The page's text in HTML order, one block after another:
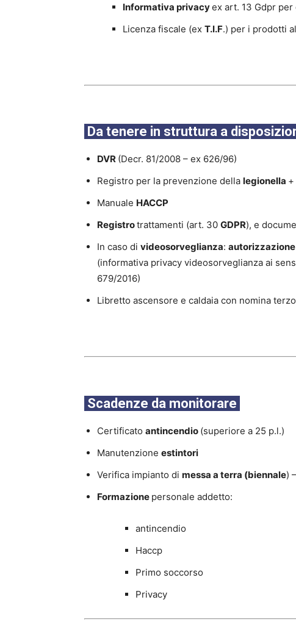
Informativa privacyex art. 13 Gdpr
Licenza fiscale (ex T.I.F.) per i prodotti
Da tenere in struttura a
DVR (Decr. 81/2008 – ex 626/96)
Registro per la prevenzione della legionella
Manuale HACCP
Registrotrattamenti (art. 30 GDPR), e
In caso di videosorveglianza:
(informativa privacy videosorveglianza ai
679/2016)
Libretto ascensore e caldaia con nomina
Scadenze da monitorare
Certificato antincendio (superiore a 25 p.l.)
Manutenzione estintori
Verifica impianto di messa a terra (biennale)
Formazione personale addetto:
antincendio
Haccp
Primo soccorso
Privacy